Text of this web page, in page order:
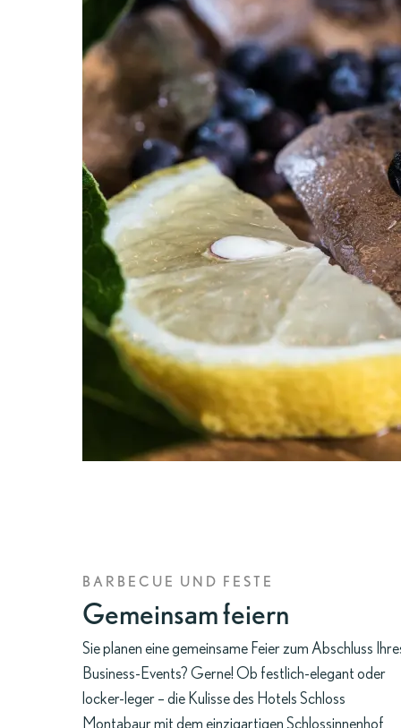
BARBECUE UND FESTE
Gemeinsam feiern
Sie planen eine gemeinsame Feier zum Abschluss
Business-Events? Gerne! Ob festlich-elegant oder
locker-leger – die Kulisse des Hotels Schloss
Montabaur mit dem einzigartigen Schlossinnenhof